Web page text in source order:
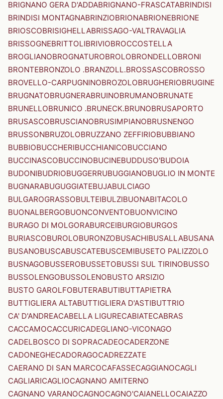
BRIGNANO GERA D'ADDABRIGNANO-FRASCATABRINDISI
BRINDISI MONTAGNABRINZIOBRIONABRIONEBRIONE
BRIOSCOBRISIGHELLABRISSAGO-VALTRAVAGLIA
BRISSOGNEBRITTOLIBRIVIOBROCCOSTELLA
BROGLIANOBROGNATUROBROLOBRONDELLOBRONI
BRONTEBRONZOLO .BRANZOLL.BROSSASCOBROSSO
BROVELLO-CARPUGNINOBROZOLOBRUGHERIOBRUGINE
BRUGNATOBRUGNERABRUINOBRUMANOBRUNATE
BRUNELLOBRUNICO .BRUNECK.BRUNOBRUSAPORTO
BRUSASCOBRUSCIANOBRUSIMPIANOBRUSNENGO
BRUSSONBRUZOLOBRUZZANO ZEFFIRIOBUBBIANO
BUBBIOBUCCHERIBUCCHIANICOBUCCIANO
BUCCINASCOBUCCINOBUCINEBUDDUSO'BUDOIA
BUDONIBUDRIOBUGGERRUBUGGIANOBUGLIO IN MONTE
BUGNARABUGUGGIATEBUJABULCIAGO
BULGAROGRASSOBULTEIBULZIBUONABITACOLO
BUONALBERGOBUONCONVENTOBUONVICINO
BURAGO DI MOLGORABURCEIBURGIOBURGOS
BURIASCOBUROLOBURONZOBUSACHIBUSALLABUSANA
BUSANOBUSCABUSCATEBUSCEMIBUSETO PALIZZOLO
BUSNAGOBUSSEROBUSSETOBUSSI SUL TIRINOBUSSO
BUSSOLENGOBUSSOLENOBUSTO ARSIZIO
BUSTO GAROLFOBUTERABUTIBUTTAPIETRA
BUTTIGLIERA ALTABUTTIGLIERA D'ASTIBUTTRIO
CA' D'ANDREACABELLA LIGURECABIATECABRAS
CACCAMOCACCURICADEGLIANO-VICONAGO
CADELBOSCO DI SOPRACADEOCADERZONE
CADONEGHECADORAGOCADREZZATE
CAERANO DI SAN MARCOCAFASSECAGGIANOCAGLI
CAGLIARICAGLIOCAGNANO AMITERNO
CAGNANO VARANOCAGNOCAGNO'CAIANELLOCAIAZZO